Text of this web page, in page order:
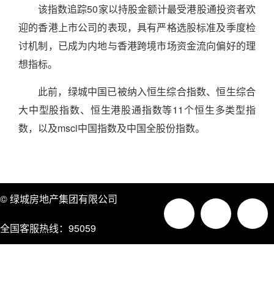
该指数追踪50家以持股金额计最受港股通投资者欢
迎的香港上市公司的表现，具有严格选股标准及季度检
讨机制，已成为内地与香港跨境市场资金流向偏好的理
想指标。
此前，绿城中国已被纳入恒生综合指数、恒生综合
大中型股指数、恒生港股通指数等11个恒生多类型指
数，以及msci中国指数及中国全股份指数。
© 绿城房地产集团有限公司
全国客服热线：95059